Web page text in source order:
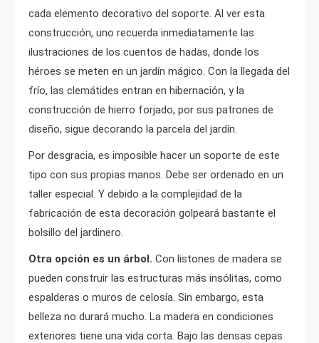
cada elemento decorativo del soporte. Al ver esta
construcción, uno recuerda inmediatamente las
ilustraciones de los cuentos de hadas, donde los
héroes se meten en un jardín mágico. Con la llegada del
frío, las clemátides entran en hibernación, y la
construcción de hierro forjado, por sus patrones de
diseño, sigue decorando la parcela del jardín.
Por desgracia, es imposible hacer un soporte de este
tipo con sus propias manos. Debe ser ordenado en un
taller especial. Y debido a la complejidad de la
fabricación de esta decoración golpeará bastante el
bolsillo del jardinero.
Otra opción es un árbol. Con listones de madera se
pueden construir las estructuras más insólitas, como
espalderas o muros de celosía. Sin embargo, esta
belleza no durará mucho. La madera en condiciones
exteriores tiene una vida corta. Bajo las densas cepas